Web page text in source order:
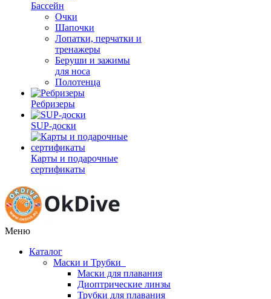
Бассейн
Очки
Шапочки
Лопатки, перчатки и
тренажеры
Беруши и зажимы
для носа
Полотенца
Ребризеры
SUP-доски
Карты и подарочные
сертификаты
Меню
Каталог
Маски и Трубки
Маски для плавания
Диоптрические линзы
Трубки для плавания